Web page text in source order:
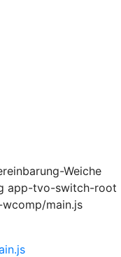
Weiche
app-tvo-switch-root
main.js